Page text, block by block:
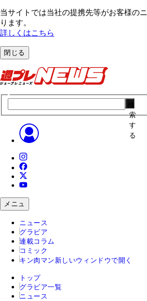
当サイトでは当社の提携先等がお客様の
ります。
詳しくはこちら
閉じる
索
す
る
メニュ
ニュース
グラビア
連載コラム
コミック
キン肉マン 新しいウィンドウで開く
トップ
グラビア一覧
ニュース